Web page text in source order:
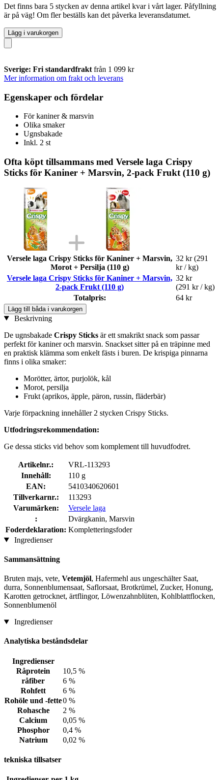
Det finns bara 5 stycken av denna artikel kvar i vårt lager. Påfyllning
är på väg! Om fler beställs kan det påverka leveransdatumet.
Lägg i varukorgen
Sverige: Fri standardfrakt från 1 099 kr
Mer information om frakt och leverans
Egenskaper och fördelar
För kaniner & marsvin
Olika smaker
Ugnsbakade
Inkl. 2 st
Ofta köpt tillsammans med Versele laga Crispy
Sticks för Kaniner + Marsvin, 2-pack Frukt (110 g)
Versele laga Crispy Sticks för Kaniner + Marsvin,
Morot + Persilja (110 g)
32 kr (291
kr / kg)
Versele laga Crispy Sticks för Kaniner + Marsvin,
2-pack Frukt (110 g)
32 kr
(291 kr / kg)
Totalpris:
64 kr
Lägg till båda i varukorgen
Beskrivning
De ugnsbakade Crispy Sticks är ett smakrikt snack som passar
perfekt för kaniner och marsvin. Snackset sitter på en träpinne med
en praktisk klämma som enkelt fästs i buren. De krispiga pinnarna
finns i olika smaker:
Morötter, ärtor, purjolök, kål
Morot, persilja
Frukt (aprikos, äpple, päron, russin, fläderbär)
Varje förpackning innehåller 2 stycken Crispy Sticks.
Utfodringsrekommendation:
Ge dessa sticks vid behov som komplement till huvudfodret.
Artikelnr.:
VRL-113293
Innehåll:
110 g
EAN:
5410340620601
Tillverkarnr.:
113293
Varumärken:
Versele laga
:
Dvärgkanin, Marsvin
Foderdeklaration: Kompletteringsfoder
Ingredienser
Sammansättning
Bruten majs, vete, Vetemjöl, Hafermehl aus ungeschälter Saat,
durra, Sonnenblumensaat, Saflorsaat, Brotkrümel, Zucker, Honung,
Karotten getrocknet, ärtflingor, Löwenzahnblüten, Kohlblattflocken,
Sonnenblumenöl
Ingredienser
Analytiska beståndsdelar
Ingredienser
Råprotein
10,5 %
råfiber
6 %
Rohfett
6 %
Rohöle und -fette0 %
Rohasche
2 %
Calcium
0,05 %
Phosphor
0,4 %
Natrium
0,02 %
tekniska tillsatser